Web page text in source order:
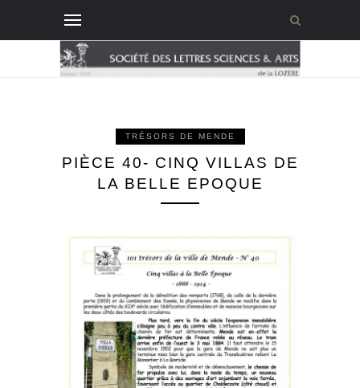
TRÉSORS DE MENDE
PIÈCE 40- CINQ VILLAS DE
LA BELLE EPOQUE